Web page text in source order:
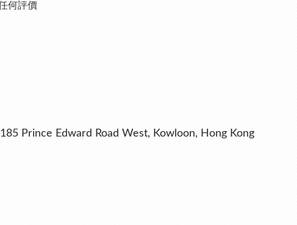
何評價
Prince Edward Road West, Kowloon, Hong Kong